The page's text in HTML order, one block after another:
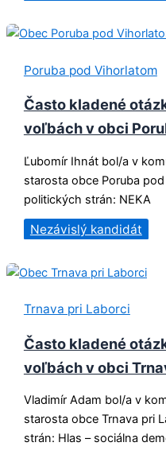
Poruba pod Vihorlatom
Často kladené
voľbách v obci
Ľubomír Ihnát bol/a v
starosta obce Poruba
politických strán: NEKA
Nezávislý kandidát
Trnava pri Laborci
Často kladené
voľbách v obci
Vladimír Adam bol/a v
starosta obce Trnava pri
strán: Hlas – sociálna